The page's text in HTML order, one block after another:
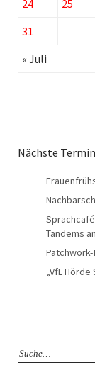
24 25
31
« Juli
Nächste
Tandems
Patchwork-
„VfL